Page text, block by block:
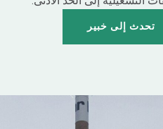
تحدث إلى خبير